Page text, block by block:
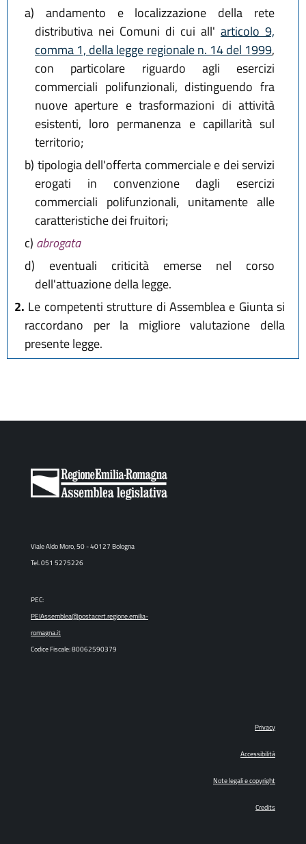
a) andamento e localizzazione della rete
distributiva nei Comuni di cui all' articolo 9,
comma 1, della legge regionale n. 14 del 1999,
con particolare riguardo agli esercizi
commerciali polifunzionali, distinguendo fra
nuove aperture e trasformazioni di attività
esistenti, loro permanenza e capillarità sul
territorio;
b) tipologia dell'offerta commerciale e dei servizi
erogati in convenzione dagli esercizi
commerciali polifunzionali, unitamente alle
caratteristiche dei fruitori;
c) abrogata
d) eventuali criticità emerse nel corso
dell'attuazione della legge.
2. Le competenti strutture di Assemblea e Giunta si
raccordano per la migliore valutazione della
presente legge.
Viale Aldo Moro, 50 - 40127 Bologna
Tel. 051 5275226
PEC:
PEIAssemblea@postacert.regione.emilia-
romagna.it
Codice Fiscale: 80062590379
Privacy
Accessibilità
Note legali e copyright
Credits